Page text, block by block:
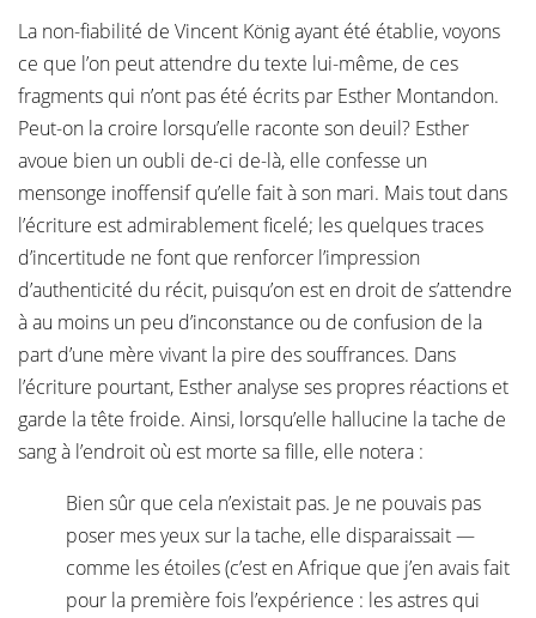
La non-fiabilité de Vincent König ayant été établie, voyons
ce que l’on peut attendre du texte lui-même, de ces
fragments qui n’ont pas été écrits par Esther Montandon.
Peut-on la croire lorsqu’elle raconte son deuil? Esther
avoue bien un oubli de-ci de-là, elle confesse un
mensonge inoffensif qu’elle fait à son mari. Mais tout dans
l’écriture est admirablement ficelé; les quelques traces
d’incertitude ne font que renforcer l’impression
d’authenticité du récit, puisqu’on est en droit de s’attendre
à au moins un peu d’inconstance ou de confusion de la
part d’une mère vivant la pire des souffrances. Dans
l’écriture pourtant, Esther analyse ses propres réactions et
garde la tête froide. Ainsi, lorsqu’elle hallucine la tache de
sang à l’endroit où est morte sa fille, elle notera :
Bien sûr que cela n’existait pas. Je ne pouvais pas
poser mes yeux sur la tache, elle disparaissait —
comme les étoiles (c’est en Afrique que j’en avais fait
pour la première fois l’expérience : les astres qui